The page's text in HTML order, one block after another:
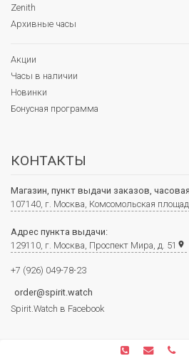
Zenith
Архивные часы
Акции
Часы в наличии
Новинки
Бонусная программа
КОНТАКТЫ
Магазин, пункт выдачи заказов,
107140, г. Москва, Комсомольская
Адрес пункта выдачи:
129110, г. Москва, Проспект Мира, д. 51 place
+7 (926) 049-78-23
order@spirit.watch
Spirit.Watch в Facebook